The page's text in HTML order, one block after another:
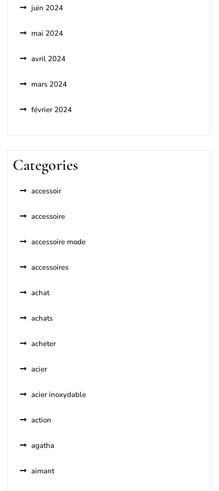
juin 2024
mai 2024
avril 2024
mars 2024
février 2024
Categories
accessoir
accessoire
accessoire mode
accessoires
achat
achats
acheter
acier
acier inoxydable
action
agatha
aimant